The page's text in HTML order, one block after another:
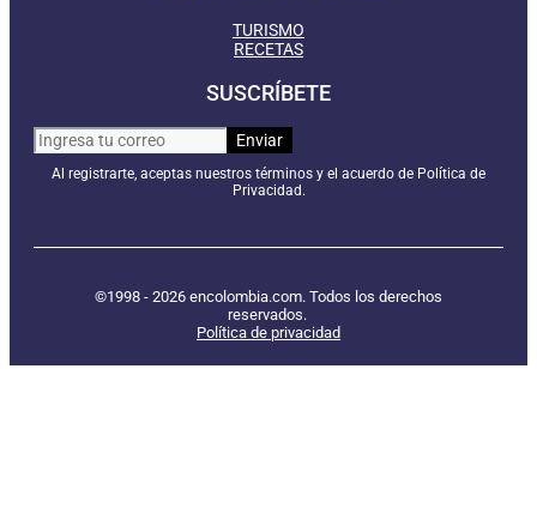
TURISMO
RECETAS
SUSCRÍBETE
Al registrarte, aceptas nuestros términos y el acuerdo de Política de
Privacidad.
©1998 - 2026 encolombia.com. Todos los derechos
reservados.
Política de privacidad